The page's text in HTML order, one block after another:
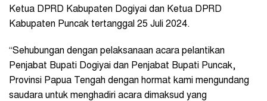
Ketua DPRD Kabupaten Dogiyai dan Ketua DPRD
Kabupaten Puncak tertanggal 25 Juli 2024.
“Sehubungan dengan pelaksanaan acara pelantikan
Penjabat Bupati Dogiyai dan Penjabat Bupati Puncak,
Provinsi Papua Tengah dengan hormat kami mengundang
saudara untuk menghadiri acara dimaksud yang